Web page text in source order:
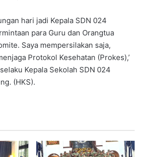
hari jadi Kepala SDN 024
para Guru dan Orangtua
Saya mempersilakan saja,
Protokol Kesehatan (Prokes),’
Kepala Sekolah SDN 024
(HKS).